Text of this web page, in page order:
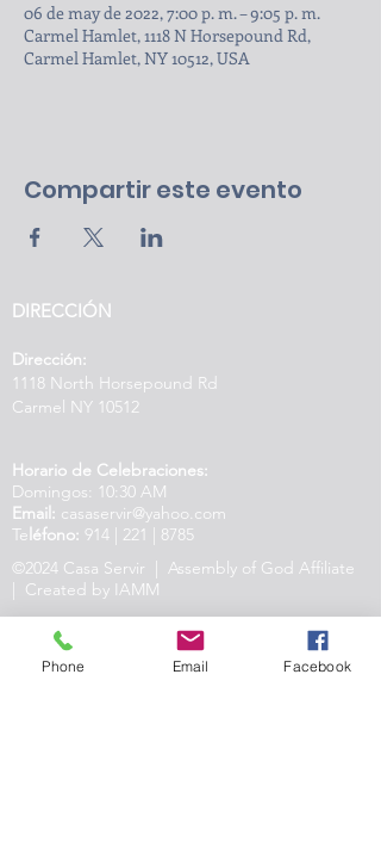
06 de may de 2022, 7:00 p. m. – 9:05 p. m.
Carmel Hamlet, 1118 N Horsepound Rd,
Carmel Hamlet, NY 10512, USA
Compartir este evento
DIRECCIÓN
Dirección:
1118 North Horsepound Rd
Carmel NY 10512
Horario de Celebraciones:
Domingos: 10:30 AM
Email: casaservir@yahoo.com
Te léfono: 914 | 221 | 8785
©2024 Casa Servir | Assembly of God Affiliate
| Created by IAMM
Phone Email Facebook